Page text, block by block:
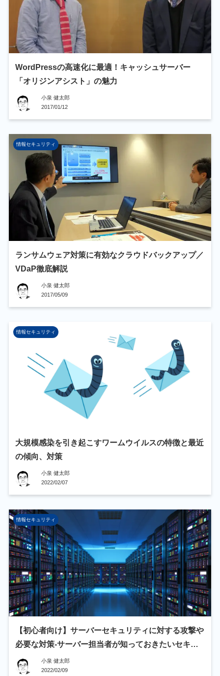
WordPressの高速化に最適！キャッシュサーバー
「オリジンアシスト」の魅力
小泉 健太郎
2017/01/12
情報セキュリティ
ランサムウェア対策に有効なクラウドバックアップ／
VDaP徹底解説
小泉 健太郎
2017/05/09
情報セキュリティ
大規模感染を引き起こすワームウイルスの特徴と最近
の傾向、対策
小泉 健太郎
2022/02/07
情報セキュリティ
【初心者向け】サーバーセキュリティに対する攻撃や
必要な対策-サーバー担当者が知っておきたいセキュ
リティの話～
小泉 健太郎
2022/02/09